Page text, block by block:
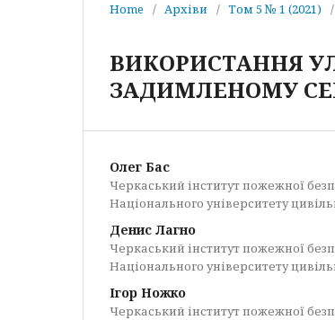
Home / Архіви / Том 5 № 1 (2021) /
ВИКОРИСТАННЯ
ЗАДИМЛЕНОМУ
Олег Бас
Черкаський інститут пожежної
Національного університету
Денис Лагно
Черкаський інститут пожежної
Національного університету
Ігор Ножко
Черкаський інститут пожежної